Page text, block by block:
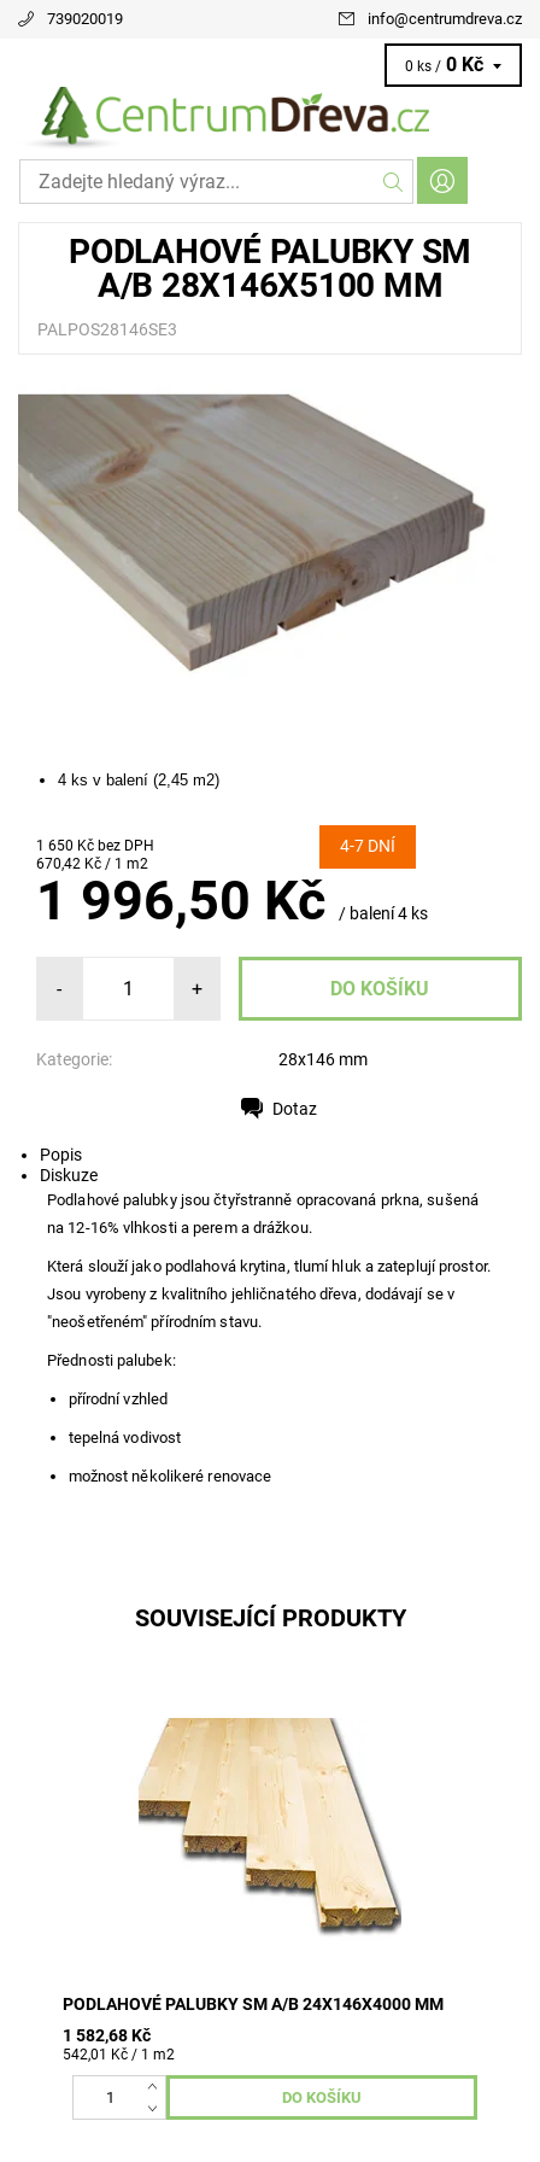
739020019 info@centrumdreva.cz
0 ks / 0 Kč
PODLAHOVÉ PALUBKY SM
A/B 28X146X5100 MM
PALPOS28146SE3
4 ks v balení (2,45 m2)
1 650 Kč bez DPH
670,42 Kč / 1 m2
4-7 DNÍ
1 996,50 Kč / balení 4 ks
- +
Kategorie: 28x146 mm
Dotaz
Popis
Diskuze
Podlahové palubky jsou čtyřstranně opracovaná prkna, sušená
na 12-16% vlhkosti a perem a drážkou.
Která slouží jako podlahová krytina, tlumí hluk a zateplují prostor.
Jsou vyrobeny z kvalitního jehličnatého dřeva, dodávají se v
"neošetřeném" přírodním stavu.
Přednosti palubek:
přírodní vzhled
tepelná vodivost
možnost několikeré renovace
SOUVISEJÍCÍ PRODUKTY
baleno po 4 ks
PODLAHOVÉ PALUBKY SM A/B 24X146X4000 MM
1 582,68 Kč
542,01 Kč / 1 m2